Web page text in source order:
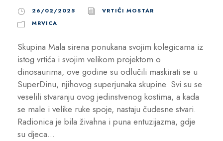
26/02/2025
VRTIĆI MOSTAR
MRVICA
Skupina Mala sirena ponukana svojim kolegicama iz
istog vrtića i svojim velikom projektom o
dinosaurima, ove godine su odlučili maskirati se u
SuperDinu, njihovog superjunaka skupine. Svi su se
veselili stvaranju ovog jedinstvenog kostima, a kada
se male i velike ruke spoje, nastaju čudesne stvari.
Radionica je bila živahna i puna entuzijazma, gdje
su djeca...